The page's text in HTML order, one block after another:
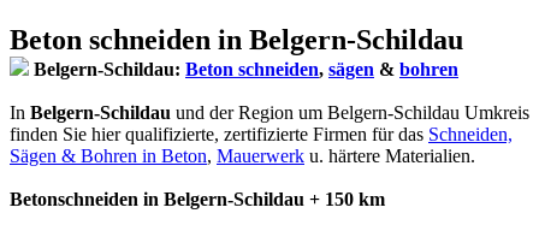
Beton schneiden in Belgern-Schildau
Belgern-Schildau: Beton schneiden, sägen & bohren
In Belgern-Schildau und der Region um Belgern-Schildau Umkreis
finden Sie hier qualifizierte, zertifizierte Firmen für das Schneiden,
Sägen & Bohren in Beton, Mauerwerk u. härtere Materialien.
Betonschneiden in Belgern-Schildau + 150 km